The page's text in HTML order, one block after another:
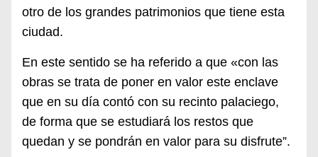
otro de los grandes patrimonios que tiene esta
ciudad.
En este sentido se ha referido a que «con las
obras se trata de poner en valor este enclave
que en su día contó con su recinto palaciego,
de forma que se estudiará los restos que
quedan y se pondrán en valor para su disfrute”.